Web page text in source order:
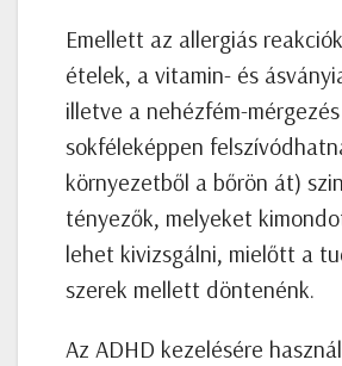
Emellett az allergiás
ételek, a vitamin- és
illetve a nehézfém-
sokféleképpen
környezetből a bőrön át)
tényezők, melyeket
lehet kivizsgálni, mielőtt a
szerek mellett döntenénk.
Az ADHD kezelésére